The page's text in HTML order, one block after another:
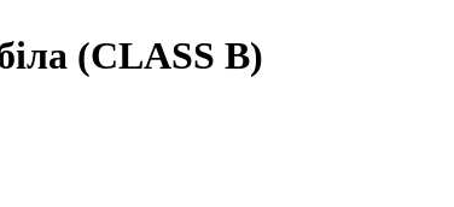
(CLASS B)